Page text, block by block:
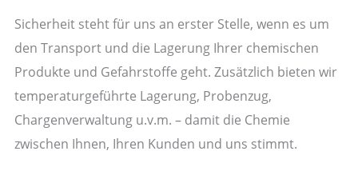
Sicherheit steht für uns an erster Stelle, wenn es um
den Transport und die Lagerung Ihrer chemischen
Produkte und Gefahrstoffe geht. Zusätzlich bieten wir
temperaturgeführte Lagerung, Probenzug,
Chargenverwaltung u.v.m. – damit die Chemie
zwischen Ihnen, Ihren Kunden und uns stimmt.